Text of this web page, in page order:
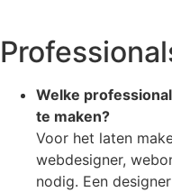
Welke
te maken?
Voor het laten
webdesigner,
nodig. Een